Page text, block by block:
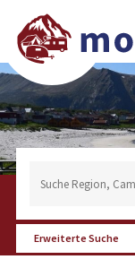
Erweiterte Suche